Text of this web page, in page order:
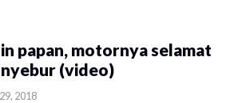
papan, motornya selamat
(video)
2018